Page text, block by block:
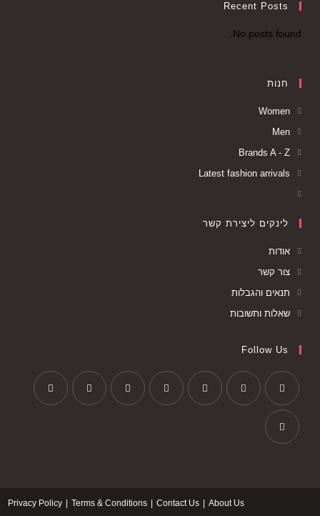
Recent Posts
No posts found.
חנות
Women
Men
Brands A - Z
Latest fashion arrivals
לינקים ליצירת קשר
אודות
צור קשר
תנאים והגבלות
שאלות ותשובות
Follow Us
About Us
Contact Us
Terms & Conditions
Privacy Policy